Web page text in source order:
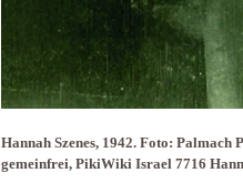
Hannah Szenes, 1942. Foto:
gemeinfrei, PikiWiki Israel 7716